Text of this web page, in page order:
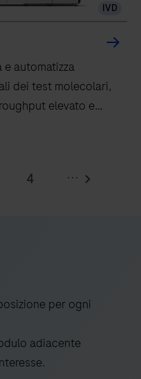
IVD
automatizza
dei test molecolari,
elevato e
4
...
per ogni
adiacente